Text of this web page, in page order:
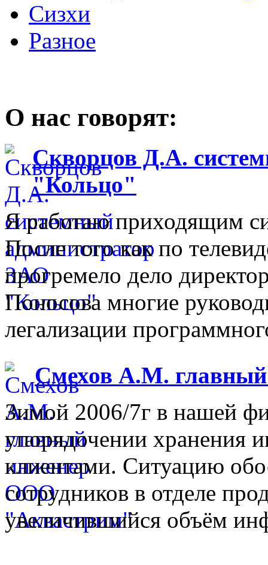
Сизхи
Разное
О нас говорят:
Скворцов Д.А.
"Кольцо"
Я работаю приходящим
После того как по
прогремело дело
Поносова многие
легализации
Смехов А.М.
Зимой 2006/7г в нашей
упорядочении хранения
клиентами. Ситуацию
сотрудников в отделе
увеличившийся объём